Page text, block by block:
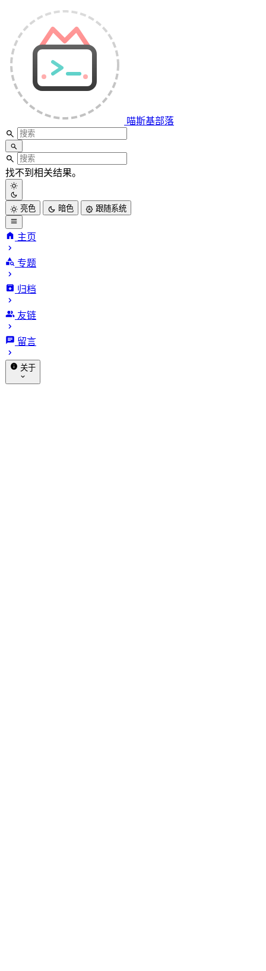
喵斯基部落
找不到相关结果。
亮色 暗色 跟随系统
主页
专题
归档
友链
留言
关于
Goal 是目的地，Loop 是导
航：AI 真正变聪明的核心秘密
发布于 2026-06-16